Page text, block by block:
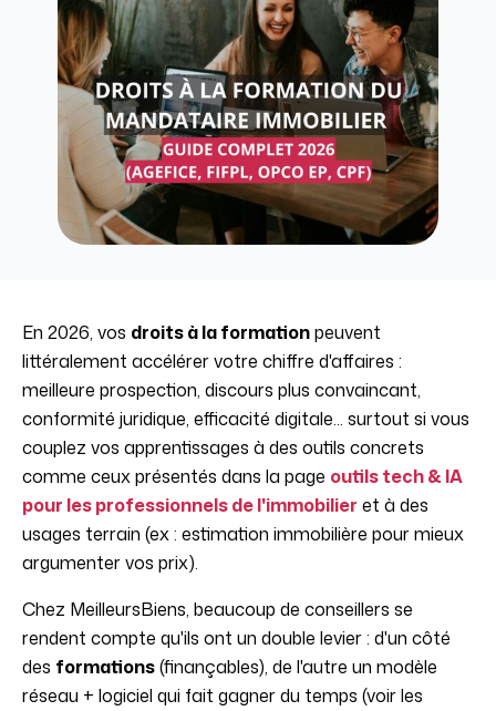
En 2026, vos droits à la formationpeuvent
littéralement accélérer votre chiffre d'affaires :
meilleure prospection, discours plus convaincant,
conformité juridique, efficacité digitale... surtout si vous
couplez vos apprentissages à des outils concrets
comme ceux présentés dans la page outils tech & IA
pour les professionnels de l'immobilier et à des
usages terrain (ex : estimation immobilière pour mieux
argumenter vos prix).
Chez MeilleursBiens, beaucoup de conseillers se
rendent compte qu'ils ont un double levier : d'un côté
des formations(finançables), de l'autre un modèle
réseau + logiciel qui fait gagner du temps (voir les